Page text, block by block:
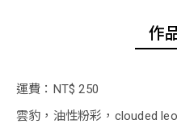
作
運費：NT$ 250
雲豹，油性粉彩，clouded